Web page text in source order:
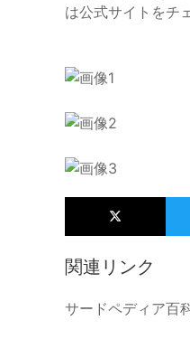
は公式サイトをチ
関連リンク
サードペディア百